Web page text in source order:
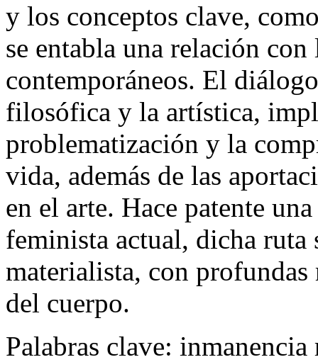
y los conceptos clave,
se entabla una relación
contemporáneos. El
filosófica y la artística,
problematización y la
vida, además de las
en el arte. Hace patente
feminista actual, dicha ruta
materialista, con
del cuerpo.
Palabras clave: